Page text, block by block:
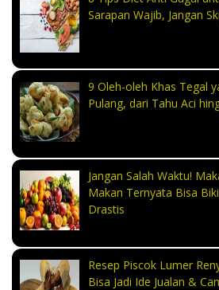
Sarapan Wajib, Jangan
9 Oleh-oleh Khas Tegal
Pulang, dari Tahu Aci
Jangan Salah Waktu!
Makan Ternyata Bisa
Drastis
Resep Piscok Lumer
Bisa Jadi Ide Jualan &